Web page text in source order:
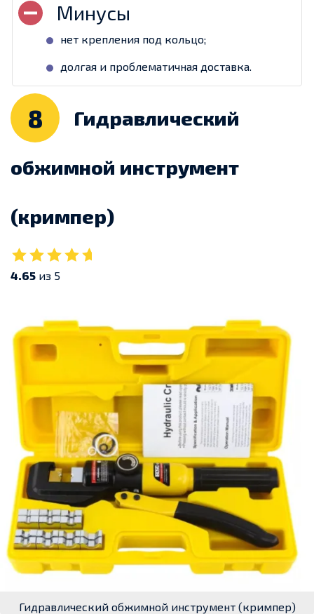
нет крепления под кольцо;
долгая и проблематичная доставка.
8 Гидравлический
обжимной инструмент
(кримпер)
4.65 из 5
Гидравлический обжимной инструмент (кримпер)